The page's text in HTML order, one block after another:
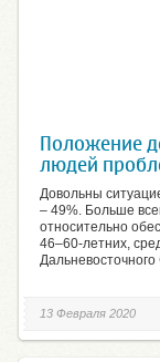
Положение
людей
Довольны
– 49%. Больше
относительно
46–60-летних,
13 Февраля 2020